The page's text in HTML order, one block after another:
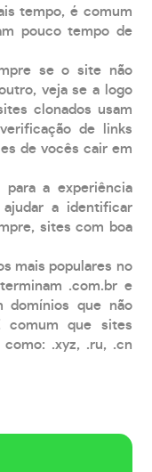
tempo, é comum
pouco tempo de
se o site não
veja se a logo
clonados usam
de links
de vocês cair em
para a experiência
a identificar
sites com boa
mais populares no
.com.br e
domínios que não
comum que sites
.xyz, .ru, .cn